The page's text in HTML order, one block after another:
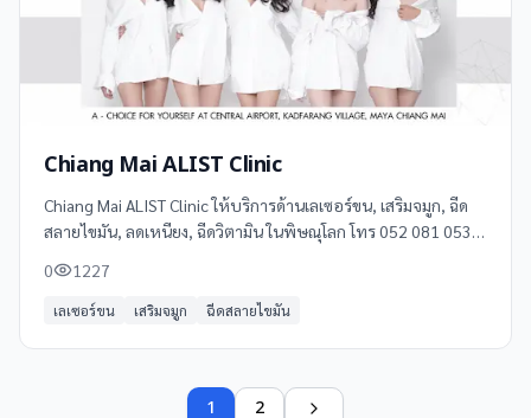
Chiang Mai ALIST Clinic
Chiang Mai ALIST Clinic ให้บริการด้านเลเซอร์ขน, เสริมจมูก, ฉีด
สลายไขมัน, ลดเหนียง, ฉีดวิตามิน ในพิษณุโลก โทร 052 081 053 ดู
0 1227
เลเซอร์ขน เสริมจมูก ฉีดสลายไขมัน
1 2